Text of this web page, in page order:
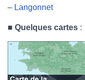
– Langonnet
■ Quelques cartes :